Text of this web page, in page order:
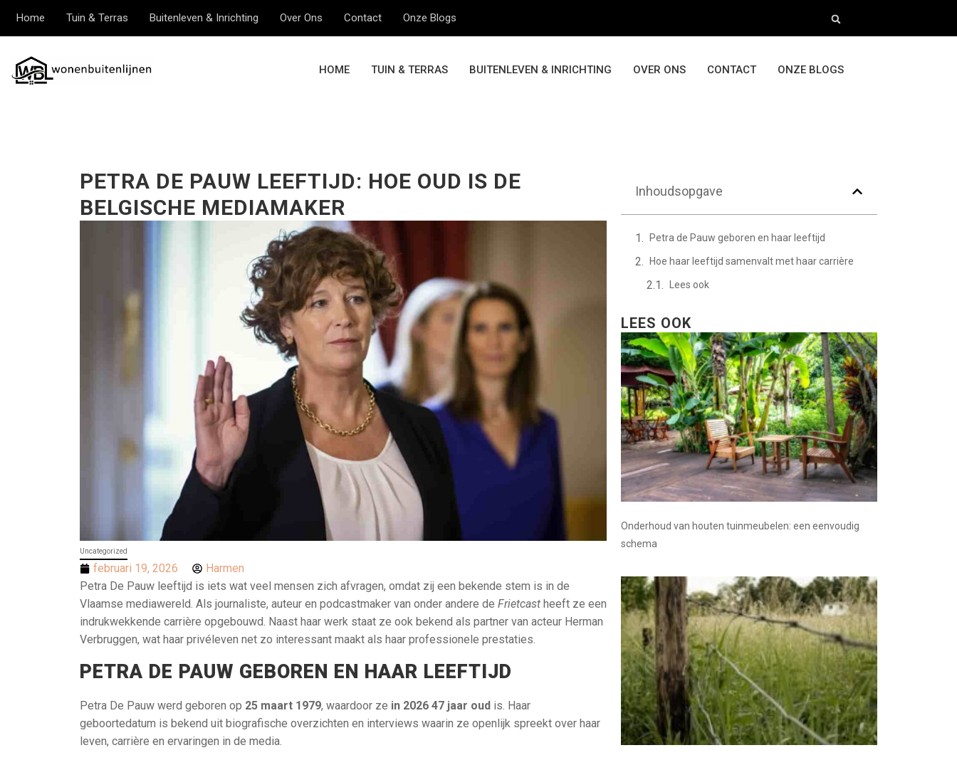
Home Tuin & Terras Buitenleven & Inrichting Over Ons Contact Onze Blogs
HOME TUIN & TERRAS BUITENLEVEN & INRICHTING OVER ONS CONTACT ONZE BLOGS
PETRA DE PAUW LEEFTIJD: HOE OUD IS DE
BELGISCHE MEDIAMAKER
Uncategorized
februari 19, 2026
Harmen
Petra De Pauw leeftijd is iets wat veel mensen zich afvragen, omdat zij een bekende stem is in de
Vlaamse mediawereld. Als journaliste, auteur en podcastmaker van onder andere de Frietcast heeft ze een
indrukwekkende carrière opgebouwd. Naast haar werk staat ze ook bekend als partner van acteur Herman
Verbruggen, wat haar privéleven net zo interessant maakt als haar professionele prestaties.
PETRA DE PAUW GEBOREN EN HAAR LEEFTIJD
Petra De Pauw werd geboren op 25 maart 1979, waardoor ze in 2026 47 jaar oud is. Haar
geboortedatum is bekend uit biografische overzichten en interviews waarin ze openlijk spreekt over haar
leven, carrière en ervaringen in de media.
Inhoudsopgave
Petra de Pauw geboren en haar leeftijd
Hoe haar leeftijd samenvalt met haar carrière
Lees ook
LEES OOK
Onderhoud van houten tuinmeubelen: een eenvoudig
schema